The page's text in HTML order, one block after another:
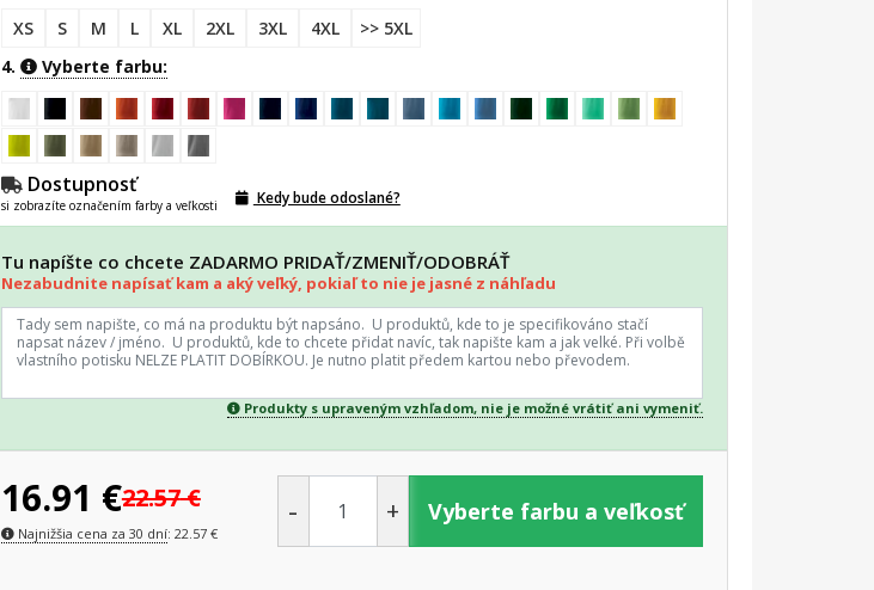
XS
S M L XL 2XL 3XL 4XL
>> 5XL
4.
Vyberte farbu:
Dostupnosť
si zobrazíte označením farby a veľkosti Kedy bude odoslané?
Tu napíšte co chcete ZADARMO PRIDAŤ/ZMENIŤ/ODOBRÁŤ
Nezabudnite napísať kam a aký veľký, pokiaľ to nie je jasné z náhľadu
Produkty s upraveným vzhľadom, nie je možné vrátiť ani vymeniť.
16.91 €22.57€
Najnižšia cena za 30 dní: 22.57€
- + Vyberte farbu a veľkosť